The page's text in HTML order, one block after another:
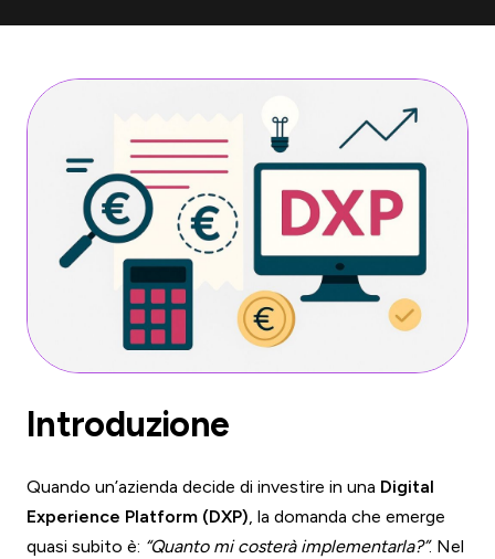
Introduzione
Quando un’azienda decide di investire in una Digital
Experience Platform (DXP), la domanda che emerge
quasi subito è: “Quanto mi costerà implementarla?”. Nel